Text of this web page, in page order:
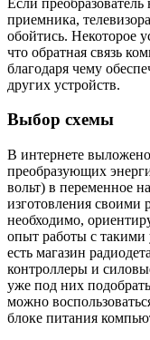
приемника,
обойтись. Некоторое
что обратная связь
благодаря чему
других устройств.
Выбор схемы
В интернете
преобразующих
вольт) в переменное
изготовления своими
необходимо,
опыт работы с такими
есть магазин
контроллеры и
уже под них
можно
блоке питания